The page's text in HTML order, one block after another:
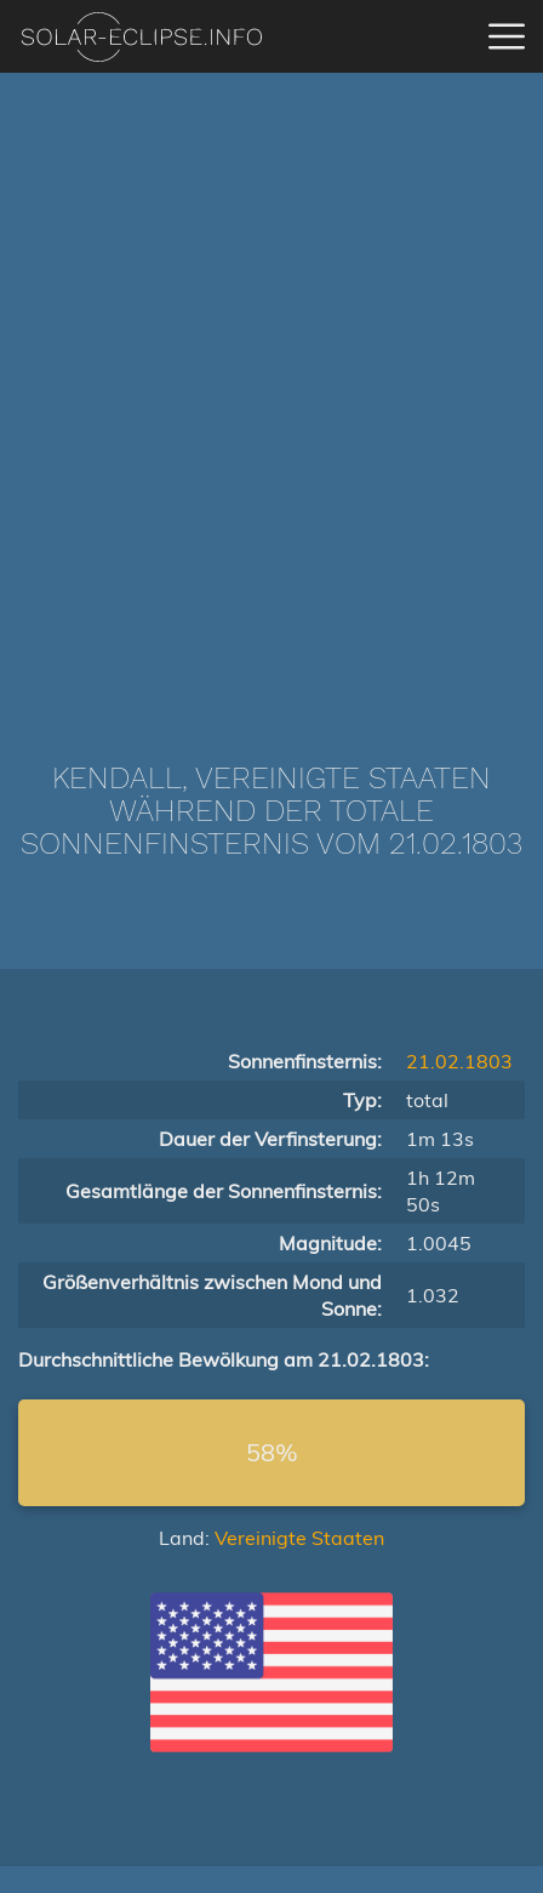
KENDALL, VEREINIGTE STAATEN
WÄHREND DER TOTALE
SONNENFINSTERNIS VOM 21.02.1803
Sonnenfinsternis:
21.02.1803
Typ:
total
Dauer der Verfinsterung:
1m 13s
Gesamtlänge der Sonnenfinsternis:
1h 12m
50s
Magnitude:
1.0045
Größenverhältnis zwischen Mond und
Sonne:
1.032
Durchschnittliche Bewölkung am 21.02.1803:
58%
Land: Vereinigte Staaten